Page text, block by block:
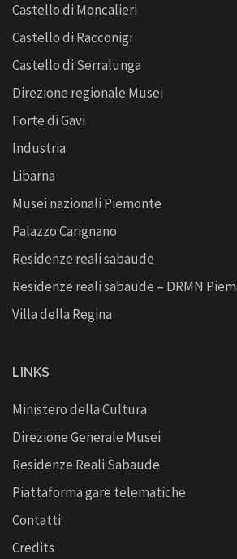
Castello di Moncalieri
Castello di Racconigi
Castello di Serralunga
Direzione regionale Musei
Forte di Gavi
Industria
Libarna
Musei nazionali Piemonte
Palazzo Carignano
Residenze reali sabaude
Residenze reali sabaude – DRMN
Villa della Regina
LINKS
Ministero della Cultura
Direzione Generale Musei
Residenze Reali Sabaude
Piattaforma gare telematiche
Contatti
Credits